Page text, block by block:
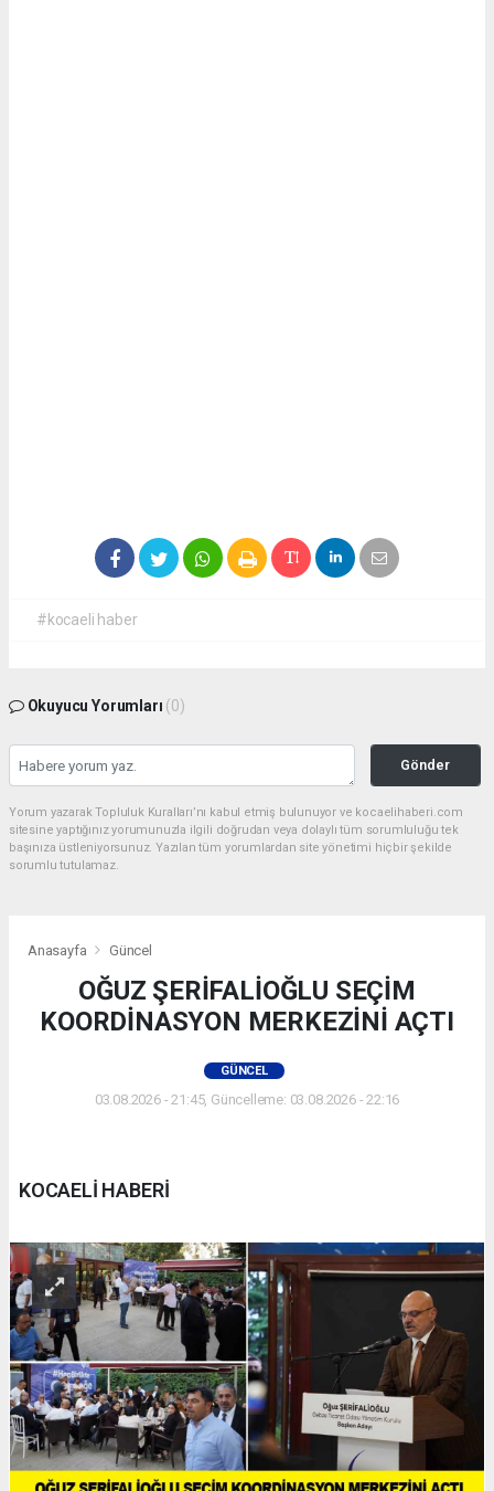
#kocaeli haber
Okuyucu Yorumları (0)
Gönder
Yorum yazarak Topluluk Kuralları’nı kabul etmiş bulunuyor ve kocaelihaberi.com
sitesine yaptığınız yorumunuzla ilgili doğrudan veya dolaylı tüm sorumluluğu tek
başınıza üstleniyorsunuz. Yazılan tüm yorumlardan site yönetimi hiçbir şekilde
sorumlu tutulamaz.
Anasayfa Güncel
OĞUZ ŞERİFALİOĞLU SEÇİM
KOORDİNASYON MERKEZİNİ AÇTI
GÜNCEL
03.08.2026 - 21:45, Güncelleme: 03.08.2026 - 22:16
KOCAELİ HABERİ